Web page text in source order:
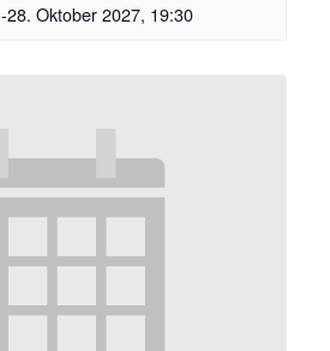
-28. Oktober 2027, 19:30